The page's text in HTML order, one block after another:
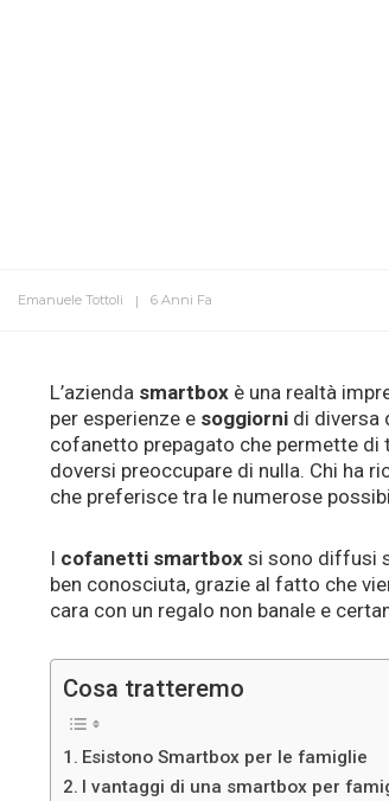
Emanuele Tottoli 6 Anni Fa
L’azienda smartbox è una realtà
per esperienze e soggiorni di diversa
cofanetto prepagato che permette di
doversi preoccupare di nulla. Chi ha
che preferisce tra le numerose
I cofanetti smartbox si sono diffusi
ben conosciuta, grazie al fatto che
cara con un regalo non banale e
Cosa tratteremo
Esistono Smartbox per le famiglie
I vantaggi di una smartbox per